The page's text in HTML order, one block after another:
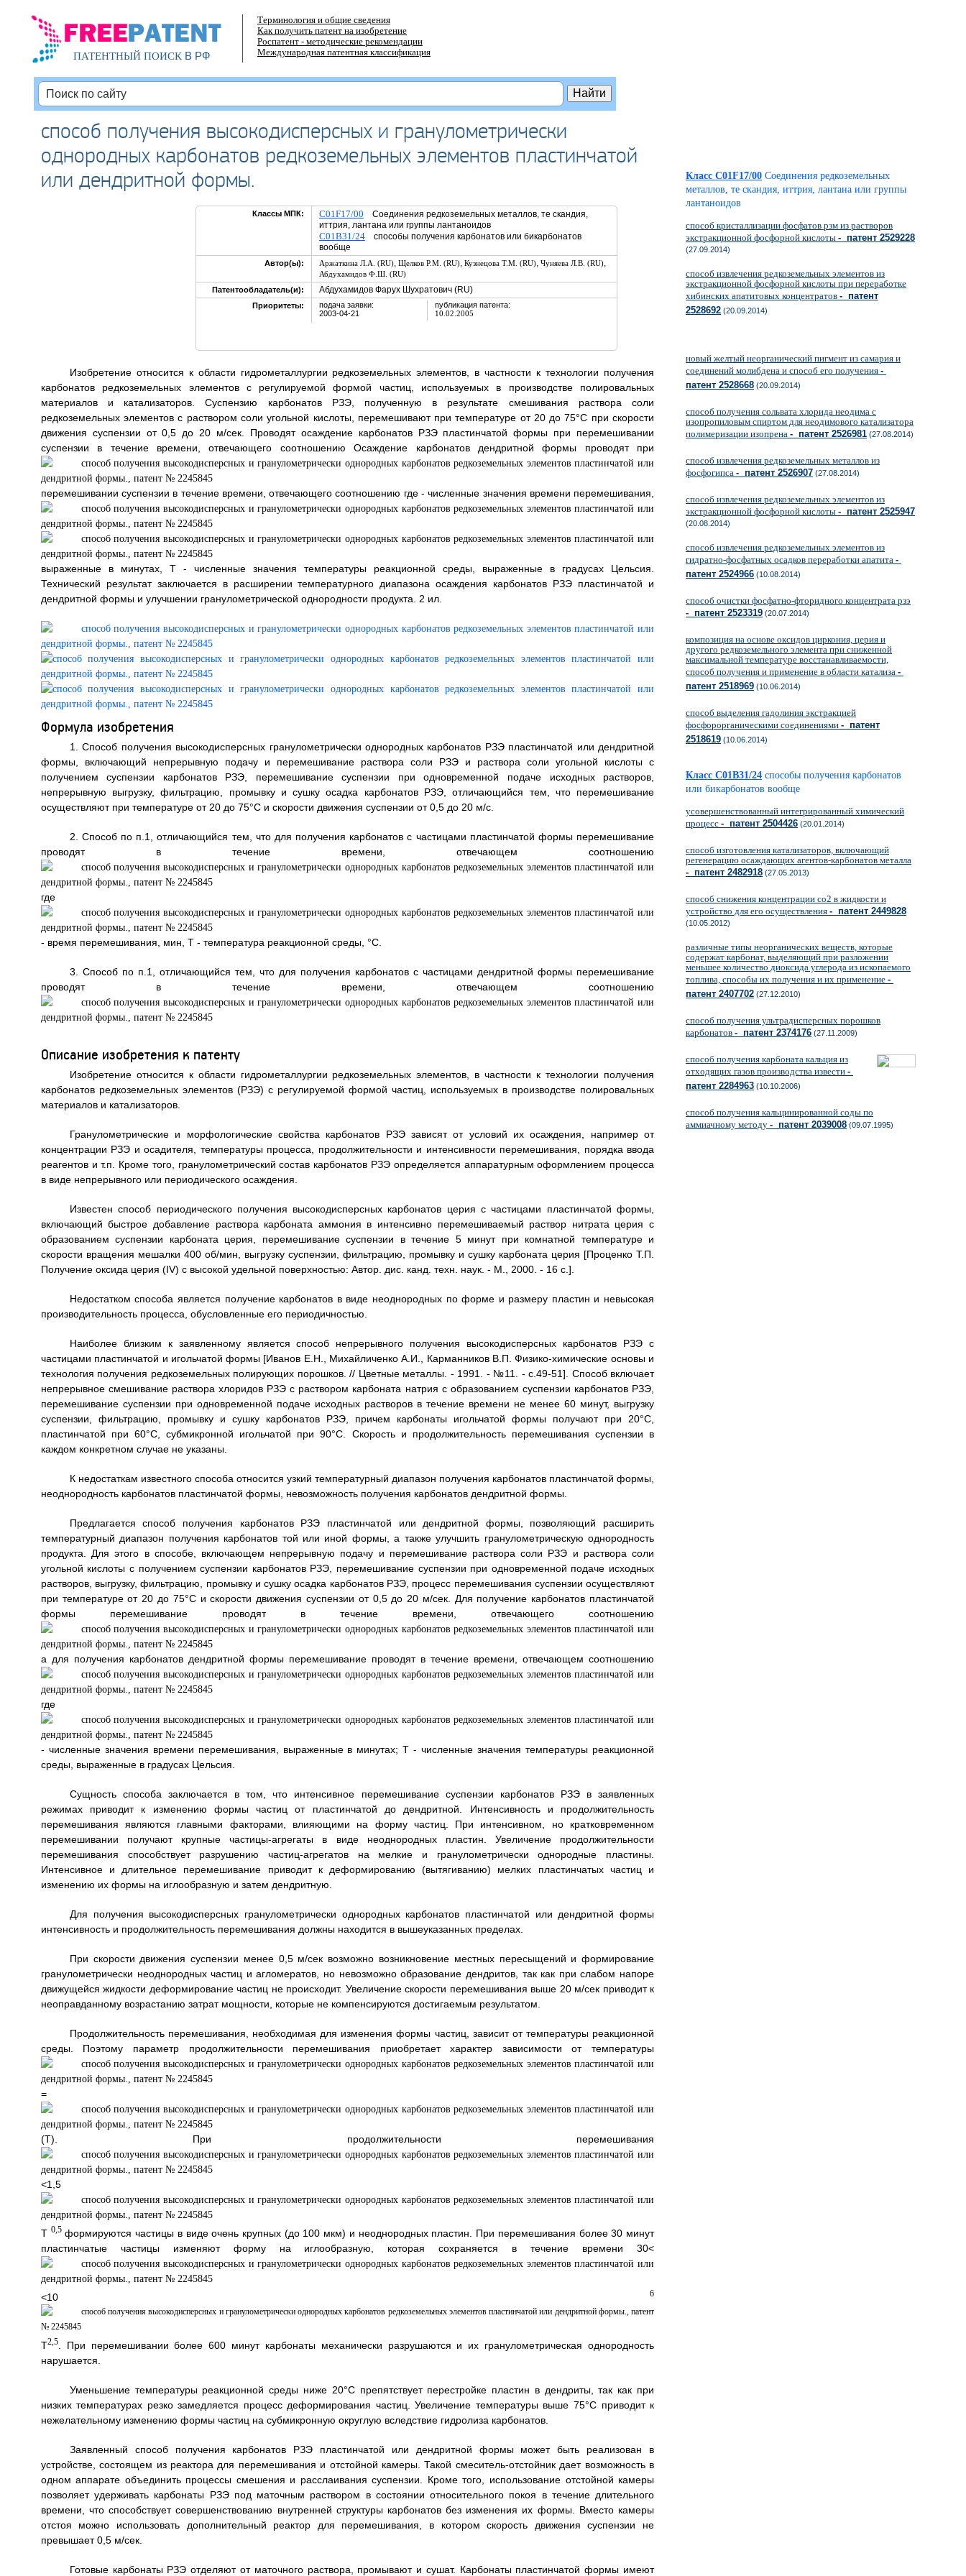
ПАТЕНТНЫЙ ПОИСКВ РФ
Терминология и общие сведения
Как получить патент на изобретение
Роспатент - методические рекомендации
Международная патентная классификация
способ получения высокодисперсных и гранулометрически
однородных карбонатов редкоземельных элементов пластинчатой
или дендритной формы.
Классы МПК: C01F17/00 Соединения редкоземельных металлов, те скандия,
иттрия, лантана или группы лантаноидов
C01B31/24способы получения карбонатов или бикарбонатов
вообще
Автор(ы): Аржаткина Л.А. (RU), Щелков Р.М. (RU), Кузнецова Т.М. (RU), Чуняева Л.В. (RU),
Абдухамидов Ф.Ш. (RU)
Патентообладатель(и):
Абдухамидов Фарух Шухратович (RU)
Приоритеты:
подача заявки:
2003-04-21
публикация патента:
10.02.2005
Изобретение относится к области гидрометаллургии редкоземельных элементов, в частности к технологии получения
карбонатов редкоземельных элементов с регулируемой формой частиц, используемых в производстве полировальных
материалов и катализаторов. Суспензию карбонатов РЗЭ, полученную в результате смешивания раствора соли
редкоземельных элементов с раствором соли угольной кислоты, перемешивают при температуре от 20 до 75°С при скорости
движения суспензии от 0,5 до 20 м/сек. Проводят осаждение карбонатов РЗЭ пластинчатой формы при перемешивании
суспензии в течение времени, отвечающего соотношениюОсаждение карбонатов дендритной формы проводят при
перемешивании суспензии в течение времени, отвечающего соотношению где - численные значения времени перемешивания,
выраженные в минутах, Т - численные значения температуры реакционной среды, выраженные в градусах Цельсия.
Технический результат заключается в расширении температурного диапазона осаждения карбонатов РЗЭ пластинчатой и
дендритной формы и улучшении гранулометрической однородности продукта. 2 ил.
Формула изобретения
1. Способ получения высокодисперсных гранулометрически однородных карбонатов РЗЭ пластинчатой или дендритной
формы, включающий непрерывную подачу и перемешивание раствора соли РЗЭ и раствора соли угольной кислоты с
получением суспензии карбонатов РЗЭ, перемешивание суспензии при одновременной подаче исходных растворов,
непрерывную выгрузку, фильтрацию, промывку и сушку осадка карбонатов РЗЭ, отличающийся тем, что перемешивание
осуществляют при температуре от 20 до 75°С и скорости движения суспензии от 0,5 до 20 м/с.
2. Способ по п.1, отличающийся тем, что для получения карбонатов с частицами пластинчатой формы перемешивание
проводят в течение времени, отвечающем соотношению
где
- время перемешивания, мин, Т - температура реакционной среды, °C.
3. Способ по п.1, отличающийся тем, что для получения карбонатов с частицами дендритной формы перемешивание
проводят в течение времени, отвечающем соотношению
Описание изобретения к патенту
Изобретение относится к области гидрометаллургии редкоземельных элементов, в частности к технологии получения
карбонатов редкоземельных элементов (РЗЭ) с регулируемой формой частиц, используемых в производстве полировальных
материалов и катализаторов.
Гранулометрические и морфологические свойства карбонатов РЗЭ зависят от условий их осаждения, например от
концентрации РЗЭ и осадителя, температуры процесса, продолжительности и интенсивности перемешивания, порядка ввода
реагентов и т.п. Кроме того, гранулометрический состав карбонатов РЗЭ определяется аппаратурным оформлением процесса
в виде непрерывного или периодического осаждения.
Известен способ периодического получения высокодисперсных карбонатов церия с частицами пластинчатой формы,
включающий быстрое добавление раствора карбоната аммония в интенсивно перемешиваемый раствор нитрата церия с
образованием суспензии карбоната церия, перемешивание суспензии в течение 5 минут при комнатной температуре и
скорости вращения мешалки 400 об/мин, выгрузку суспензии, фильтрацию, промывку и сушку карбоната церия [Проценко Т.П.
Получение оксида церия (IV) с высокой удельной поверхностью: Автор. дис. канд. техн. наук. - М., 2000. - 16 с.].
Недостатком способа является получение карбонатов в виде неоднородных по форме и размеру пластин и невысокая
производительность процесса, обусловленные его периодичностью.
Наиболее близким к заявленному является способ непрерывного получения высокодисперсных карбонатов РЗЭ с
частицами пластинчатой и игольчатой формы [Иванов Е.Н., Михайличенко А.И., Карманников В.П. Физико-химические основы и
технология получения редкоземельных полирующих порошков. // Цветные металлы. - 1991. - №11. - с.49-51]. Способ включает
непрерывное смешивание раствора хлоридов РЗЭ с раствором карбоната натрия с образованием суспензии карбонатов РЗЭ,
перемешивание суспензии при одновременной подаче исходных растворов в течение времени не менее 60 минут, выгрузку
суспензии, фильтрацию, промывку и сушку карбонатов РЗЭ, причем карбонаты игольчатой формы получают при 20°С,
пластинчатой при 60°С, субмикронной игольчатой при 90°С. Скорость и продолжительность перемешивания суспензии в
каждом конкретном случае не указаны.
К недостаткам известного способа относится узкий температурный диапазон получения карбонатов пластинчатой формы,
неоднородность карбонатов пластинчатой формы, невозможность получения карбонатов дендритной формы.
Предлагается способ получения карбонатов РЗЭ пластинчатой или дендритной формы, позволяющий расширить
температурный диапазон получения карбонатов той или иной формы, а также улучшить гранулометрическую однородность
продукта. Для этого в способе, включающем непрерывную подачу и перемешивание раствора соли РЗЭ и раствора соли
угольной кислоты с получением суспензии карбонатов РЗЭ, перемешивание суспензии при одновременной подаче исходных
растворов, выгрузку, фильтрацию, промывку и сушку осадка карбонатов РЗЭ, процесс перемешивания суспензии осуществляют
при температуре от 20 до 75°С и скорости движения суспензии от 0,5 до 20 м/сек. Для получение карбонатов пластинчатой
формы перемешивание проводят в течение времени, отвечающего соотношению
а для получения карбонатов дендритной формы перемешивание проводят в течение времени, отвечающем соотношению
где
- численные значения времени перемешивания, выраженные в минутах; Т - численные значения температуры реакционной
среды, выраженные в градусах Цельсия.
Сущность способа заключается в том, что интенсивное перемешивание суспензии карбонатов РЗЭ в заявленных
режимах приводит к изменению формы частиц от пластинчатой до дендритной. Интенсивность и продолжительность
перемешивания являются главными факторами, влияющими на форму частиц. При интенсивном, но кратковременном
перемешивании получают крупные частицы-агрегаты в виде неоднородных пластин. Увеличение продолжительности
перемешивания способствует разрушению частиц-агрегатов на мелкие и гранулометрически однородные пластины.
Интенсивное и длительное перемешивание приводит к деформированию (вытягиванию) мелких пластинчатых частиц и
изменению их формы на иглообразную и затем дендритную.
Для получения высокодисперсных гранулометрически однородных карбонатов пластинчатой или дендритной формы
интенсивность и продолжительность перемешивания должны находится в вышеуказанных пределах.
При скорости движения суспензии менее 0,5 м/сек возможно возникновение местных пересыщений и формирование
гранулометрически неоднородных частиц и агломератов, но невозможно образование дендритов, так как при слабом напоре
движущейся жидкости деформирование частиц не происходит. Увеличение скорости перемешивания выше 20 м/сек приводит к
неоправданному возрастанию затрат мощности, которые не компенсируются достигаемым результатом.
Продолжительность перемешивания, необходимая для изменения формы частиц, зависит от температуры реакционной
среды. Поэтому параметр продолжительности перемешивания приобретает характер зависимости от температуры
=
(Т). При продолжительности перемешивания
<1,5
Т 0,5формируются частицы в виде очень крупных (до 100 мкм) и неоднородных пластин. При перемешивания более 30 минут
пластинчатые частицы изменяют форму на иглообразную, которая сохраняется в течение времени 30<
<106
Т2,5. При перемешивании более 600 минут карбонаты механически разрушаются и их гранулометрическая однородность
нарушается.
Уменьшение температуры реакционной среды ниже 20°С препятствует перестройке пластин в дендриты, так как при
низких температурах резко замедляется процесс деформирования частиц. Увеличение температуры выше 75°С приводит к
нежелательному изменению формы частиц на субмикронную округлую вследствие гидролиза карбонатов.
Заявленный способ получения карбонатов РЗЭ пластинчатой или дендритной формы может быть реализован в
устройстве, состоящем из реактора для перемешивания и отстойной камеры. Такой смеситель-отстойник дает возможность в
одном аппарате объединить процессы смешения и расслаивания суспензии. Кроме того, использование отстойной камеры
позволяет удерживать карбонаты РЗЭ под маточным раствором в состоянии относительного покоя в течение длительного
времени, что способствует совершенствованию внутренней структуры карбонатов без изменения их формы. Вместо камеры
отстоя можно использовать дополнительный реактор для перемешивания, в котором скорость движения суспензии не
превышает 0,5 м/сек.
Готовые карбонаты РЗЭ отделяют от маточного раствора, промывают и сушат. Карбонаты пластинчатой формы имеют
Класс C01F17/00 Соединения редкоземельных
металлов, те скандия, иттрия, лантана или группы
лантаноидов
способ кристаллизации фосфатов рзм из растворов
экстракционной фосфорной кислоты - патент 2529228
(27.09.2014)
способ извлечения редкоземельных элементов из
экстракционной фосфорной кислоты при переработке
хибинских апатитовых концентратов - патент
2528692 (20.09.2014)
новый желтый неорганический пигмент из самария и
соединений молибдена и способ его получения -
патент 2528668 (20.09.2014)
способ получения сольвата хлорида неодима с
изопропиловым спиртом для неодимового катализатора
полимеризации изопрена - патент 2526981 (27.08.2014)
способ извлечения редкоземельных металлов из
фосфогипса - патент 2526907 (27.08.2014)
способ извлечения редкоземельных элементов из
экстракционной фосфорной кислоты - патент 2525947
(20.08.2014)
способ извлечения редкоземельных элементов из
гидратно-фосфатных осадков переработки апатита -
патент 2524966 (10.08.2014)
способ очистки фосфатно-фторидного концентрата рзэ
- патент 2523319 (20.07.2014)
композиция на основе оксидов циркония, церия и
другого редкоземельного элемента при сниженной
максимальной температуре восстанавливаемости,
способ получения и применение в области катализа -
патент 2518969 (10.06.2014)
способ выделения гадолиния экстракцией
фосфорорганическими соединениями - патент
2518619 (10.06.2014)
Класс C01B31/24 способы получения карбонатов
или бикарбонатов вообще
усовершенствованный интегрированный химический
процесс - патент 2504426 (20.01.2014)
способ изготовления катализаторов, включающий
регенерацию осаждающих агентов-карбонатов металла
- патент 2482918 (27.05.2013)
способ снижения концентрации co2 в жидкости и
устройство для его осуществления - патент 2449828
(10.05.2012)
различные типы неорганических веществ, которые
содержат карбонат, выделяющий при разложении
меньшее количество диоксида углерода из ископаемого
топлива, способы их получения и их применение -
патент 2407702 (27.12.2010)
способ получения ультрадисперсных порошков
карбонатов - патент 2374176 (27.11.2009)
способ получения карбоната кальция из
отходящих газов производства извести -
патент 2284963 (10.10.2006)
способ получения кальцинированной соды по
аммиачному методу - патент 2039008 (09.07.1995)